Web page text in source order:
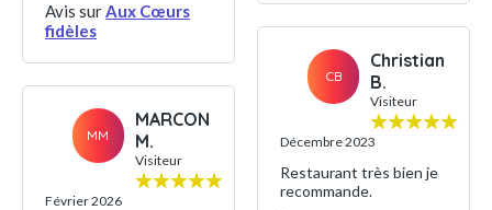
Avis surAux Cœurs
fidèles
MM
MARCON
M.
Visiteur
Février 2026
CB
Christian
B.
Visiteur
Décembre 2023
Restaurant très bien je
recommande.